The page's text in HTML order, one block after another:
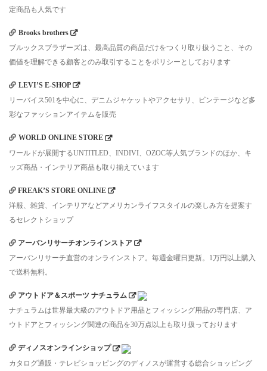
定商品も人気です
Brooks brothers
ブルックスブラザーズは、最高品質の商品だけをつくり取り扱うこと、その
価値を理解できる顧客とのみ取引することをポリシーとしております
LEVI’S E-SHOP
リーバイス501を中心に、デニムジャケットやアクセサリ、ビンテージなど多
彩なファッションアイテムを販売
WORLD ONLINE STORE
ワールドが展開するUNTITLED、INDIVI、OZOC等人気ブランドのほか、キ
ッズ商品・インテリア商品も取り揃えています
FREAK’S STORE ONLINE
洋服、雑貨、インテリアなどアメリカンライフスタイルの楽しみ方を提案す
るセレクトショップ
アーバンリサーチオンラインストア
アーバンリサーチ直営のオンラインストア。毎週金曜日更新。1万円以上購入
で送料無料。
アウトドア＆スポーツ ナチュラム
ナチュラムは世界最大級のアウトドア用品とフィッシング用品の専門店、ア
ウトドアとフィッシング関連の商品を30万点以上も取り扱っております
ディノスオンラインショップ
カタログ通販・テレビショッピングのディノスが運営する総合ショッピング